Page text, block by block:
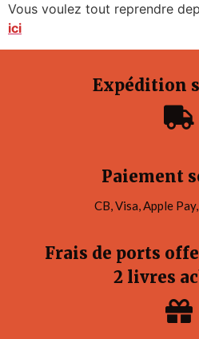
Vous voulez tout reprendre
ici
Expédition
Paiement
CB, Visa, Apple
Frais de ports
2 livres